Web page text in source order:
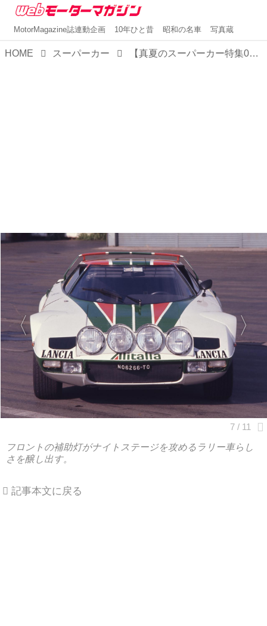
MotorMagazine誌連動企画 10年ひと昔 昭和の名車 写真蔵
HOME スーパーカー 【真夏のスーパーカー特集03】ランチア ストラトスはラリーのために生まれたスーパーカー?
フロントの補助灯がナイトステージを攻めるラリー車らし
さを醸し出す。
記事本文に戻る